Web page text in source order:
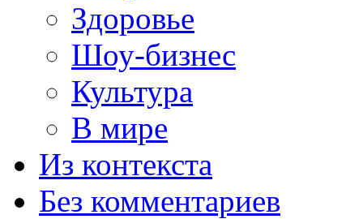
Здоровье
Шоу-бизнес
Культура
В мире
Из контекста
Без комментариев